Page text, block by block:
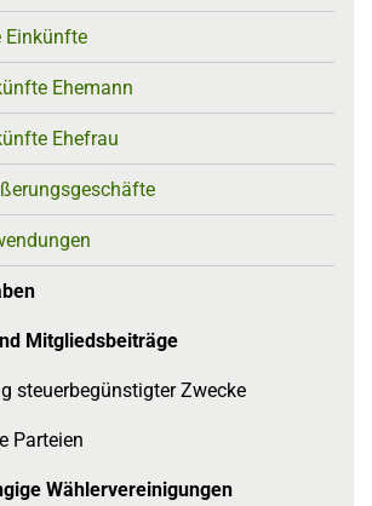
Einkünfte
Ehemann
Ehefrau
Mitgliedsbeiträge
steuerbegünstigter Zwecke
Parteien
Wählervereinigungen